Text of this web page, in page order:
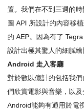
置。我們在不到三週的
圖 API 所設計的內容移
的 AEP。因為有了
設計出極其驚人的細膩繪
Android 走入客廳
對於數以億計的包括我
們欣賞電影與音樂，以
Android能夠有通用於電